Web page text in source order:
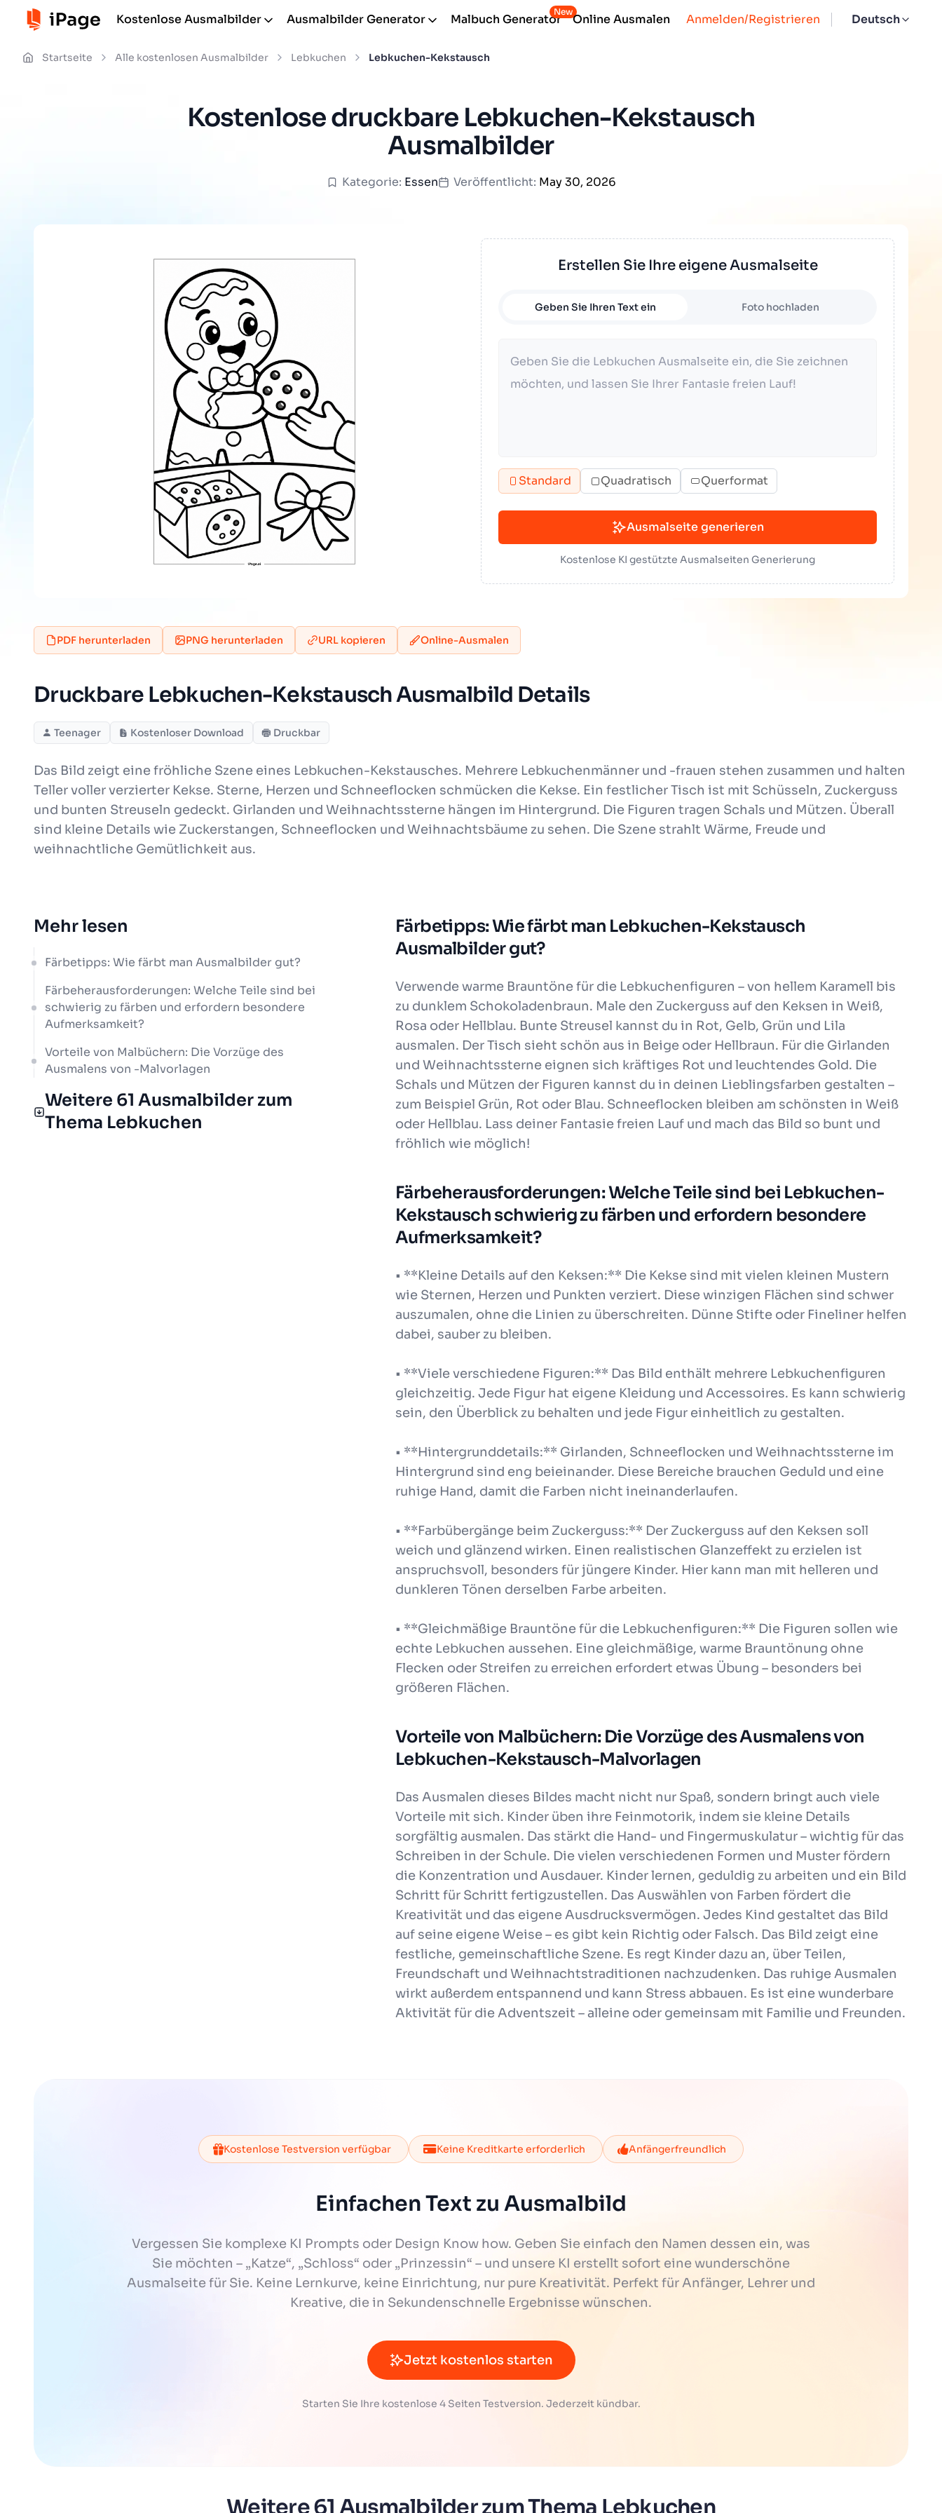
Anmelden/Registrieren Deutsch
Kostenlose Ausmalbilder Ausmalbilder Generator Malbuch Generator
New
Online Ausmalen
Startseite Alle kostenlosen Ausmalbilder Lebkuchen Lebkuchen-Kekstausch
Kostenlose druckbare Lebkuchen-Kekstausch
Ausmalbilder
Kategorie: Essen Veröffentlicht: May 30, 2026
Erstellen Sie Ihre eigene Ausmalseite
Geben Sie Ihren Text ein Foto hochladen
Standard Quadratisch Querformat
Ausmalseite generieren
Kostenlose KI gestützte Ausmalseiten Generierung
PDF herunterladen PNG herunterladen URL kopieren Online-Ausmalen
Druckbare Lebkuchen-Kekstausch Ausmalbild Details
Teenager Kostenloser Download Druckbar
Das Bild zeigt eine fröhliche Szene eines Lebkuchen-Kekstausches. Mehrere Lebkuchenmänner und -frauen stehen zusammen und halten
Teller voller verzierter Kekse. Sterne, Herzen und Schneeflocken schmücken die Kekse. Ein festlicher Tisch ist mit Schüsseln, Zuckerguss
und bunten Streuseln gedeckt. Girlanden und Weihnachtssterne hängen im Hintergrund. Die Figuren tragen Schals und Mützen. Überall
sind kleine Details wie Zuckerstangen, Schneeflocken und Weihnachtsbäume zu sehen. Die Szene strahlt Wärme, Freude und
weihnachtliche Gemütlichkeit aus.
Mehr lesen
Färbetipps: Wie färbt man Ausmalbilder gut?
Färbeherausforderungen: Welche Teile sind bei
schwierig zu färben und erfordern besondere
Aufmerksamkeit?
Vorteile von Malbüchern: Die Vorzüge des
Ausmalens von -Malvorlagen
Weitere 61 Ausmalbilder zum
Thema Lebkuchen
Färbetipps: Wie färbt man Lebkuchen-Kekstausch
Ausmalbilder gut?
Verwende warme Brauntöne für die Lebkuchenfiguren – von hellem Karamell bis
zu dunklem Schokoladenbraun. Male den Zuckerguss auf den Keksen in Weiß,
Rosa oder Hellblau. Bunte Streusel kannst du in Rot, Gelb, Grün und Lila
ausmalen. Der Tisch sieht schön aus in Beige oder Hellbraun. Für die Girlanden
und Weihnachtssterne eignen sich kräftiges Rot und leuchtendes Gold. Die
Schals und Mützen der Figuren kannst du in deinen Lieblingsfarben gestalten –
zum Beispiel Grün, Rot oder Blau. Schneeflocken bleiben am schönsten in Weiß
oder Hellblau. Lass deiner Fantasie freien Lauf und mach das Bild so bunt und
fröhlich wie möglich!
Färbeherausforderungen: Welche Teile sind bei Lebkuchen-
Kekstausch schwierig zu färben und erfordern besondere
Aufmerksamkeit?
• **Kleine Details auf den Keksen:** Die Kekse sind mit vielen kleinen Mustern
wie Sternen, Herzen und Punkten verziert. Diese winzigen Flächen sind schwer
auszumalen, ohne die Linien zu überschreiten. Dünne Stifte oder Fineliner helfen
dabei, sauber zu bleiben.
• **Viele verschiedene Figuren:** Das Bild enthält mehrere Lebkuchenfiguren
gleichzeitig. Jede Figur hat eigene Kleidung und Accessoires. Es kann schwierig
sein, den Überblick zu behalten und jede Figur einheitlich zu gestalten.
• **Hintergrunddetails:** Girlanden, Schneeflocken und Weihnachtssterne im
Hintergrund sind eng beieinander. Diese Bereiche brauchen Geduld und eine
ruhige Hand, damit die Farben nicht ineinanderlaufen.
• **Farbübergänge beim Zuckerguss:** Der Zuckerguss auf den Keksen soll
weich und glänzend wirken. Einen realistischen Glanzeffekt zu erzielen ist
anspruchsvoll, besonders für jüngere Kinder. Hier kann man mit helleren und
dunkleren Tönen derselben Farbe arbeiten.
• **Gleichmäßige Brauntöne für die Lebkuchenfiguren:** Die Figuren sollen wie
echte Lebkuchen aussehen. Eine gleichmäßige, warme Brauntönung ohne
Flecken oder Streifen zu erreichen erfordert etwas Übung – besonders bei
größeren Flächen.
Vorteile von Malbüchern: Die Vorzüge des Ausmalens von
Lebkuchen-Kekstausch-Malvorlagen
Das Ausmalen dieses Bildes macht nicht nur Spaß, sondern bringt auch viele
Vorteile mit sich. Kinder üben ihre Feinmotorik, indem sie kleine Details
sorgfältig ausmalen. Das stärkt die Hand- und Fingermuskulatur – wichtig für das
Schreiben in der Schule. Die vielen verschiedenen Formen und Muster fördern
die Konzentration und Ausdauer. Kinder lernen, geduldig zu arbeiten und ein Bild
Schritt für Schritt fertigzustellen. Das Auswählen von Farben fördert die
Kreativität und das eigene Ausdrucksvermögen. Jedes Kind gestaltet das Bild
auf seine eigene Weise – es gibt kein Richtig oder Falsch. Das Bild zeigt eine
festliche, gemeinschaftliche Szene. Es regt Kinder dazu an, über Teilen,
Freundschaft und Weihnachtstraditionen nachzudenken. Das ruhige Ausmalen
wirkt außerdem entspannend und kann Stress abbauen. Es ist eine wunderbare
Aktivität für die Adventszeit – alleine oder gemeinsam mit Familie und Freunden.
Kostenlose Testversion verfügbar Keine Kreditkarte erforderlich Anfängerfreundlich
Einfachen Text zu Ausmalbild
Vergessen Sie komplexe KI Prompts oder Design Know how. Geben Sie einfach den Namen dessen ein, was
Sie möchten – „Katze“, „Schloss“ oder „Prinzessin“ – und unsere KI erstellt sofort eine wunderschöne
Ausmalseite für Sie. Keine Lernkurve, keine Einrichtung, nur pure Kreativität. Perfekt für Anfänger, Lehrer und
Kreative, die in Sekundenschnelle Ergebnisse wünschen.
Jetzt kostenlos starten
Starten Sie Ihre kostenlose 4 Seiten Testversion. Jederzeit kündbar.
Weitere 61 Ausmalbilder zum Thema Lebkuchen